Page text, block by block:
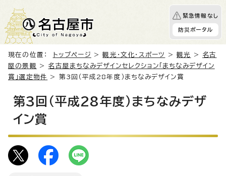
緊急情報なし
防災ポータル
現在の位置： トップページ >観光・文化・スポーツ >観光 > 名古
屋の景観
> 名古屋まちなみデザインセレクション「まちなみデザイン
賞」選定物件
> 第3回（平成28年度）まちなみデザイン賞
第3回（平成28年度）まちなみデザ
イン賞